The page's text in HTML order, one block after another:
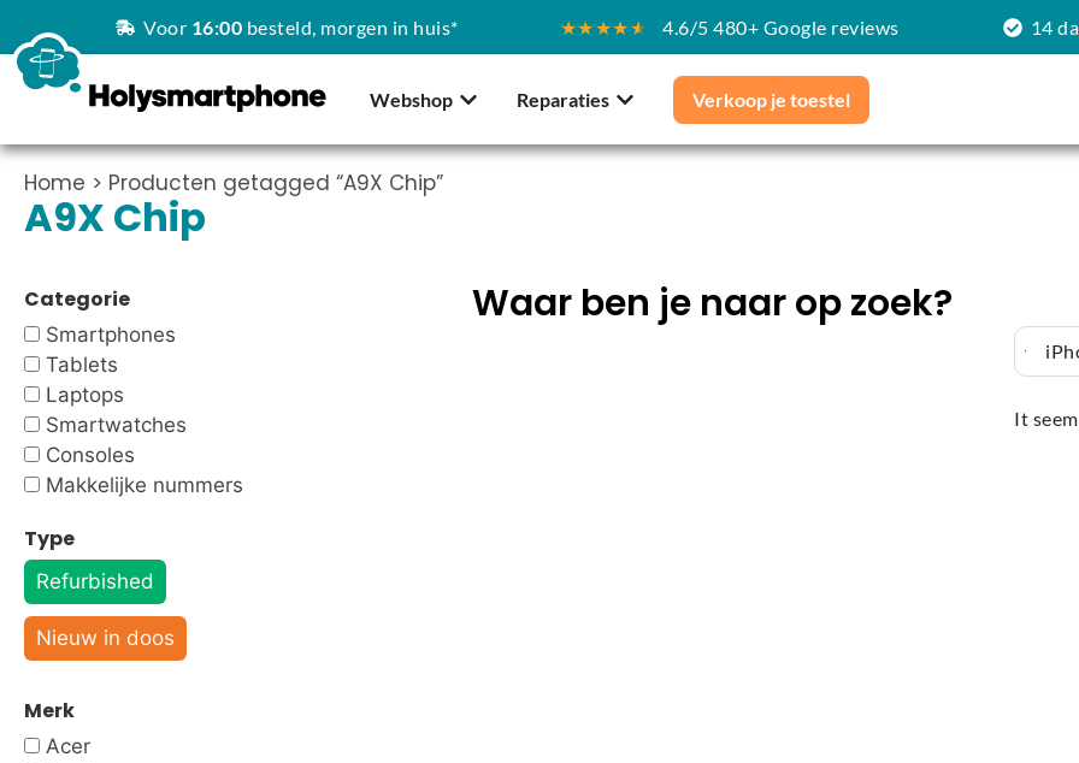
Voor 16:00 besteld, morgen in huis* ★★★★★ 4.6/5 480+ Google reviews 14
Webshop Reparaties Verkoop je toestel
Home > Producten getagged “A9X Chip”
A9X Chip
Categorie
Smartphones
Tablets
Laptops
Smartwatches
Consoles
Makkelijke nummers
Type
Refurbished
Nieuw in doos
Merk
Acer
Waar ben je naar op zoek?
It